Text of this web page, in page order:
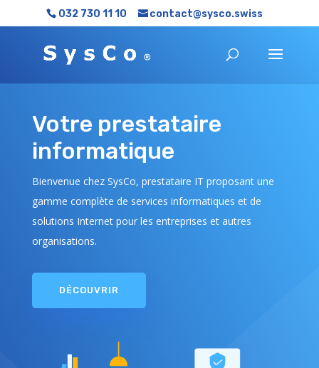
032 730 11 10 contact@sysco.swiss
Votre prestataire
informatique
Bienvenue chez SysCo, prestataire IT proposant une
gamme complète de services informatiques et de
solutions Internet pour les entreprises et autres
organisations.
DÉCOUVRIR